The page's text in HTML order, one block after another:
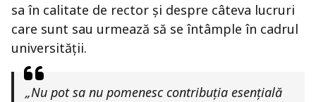
sa în calitate de rector și despre câteva lucruri
care sunt sau urmează să se întâmple în cadrul
universității.
„Nu pot sa nu pomenesc contribuția esențială